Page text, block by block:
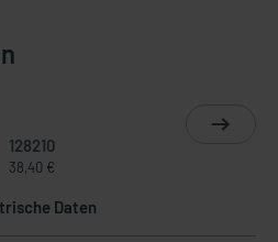
128210
38,40 €
Daten